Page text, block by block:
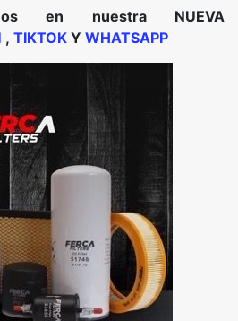
en nuestra NUEVA
, TIKTOK Y WHATSAPP